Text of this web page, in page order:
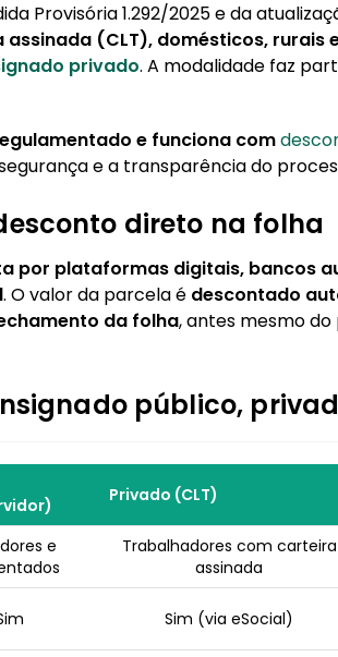
de empréstimo e evitar
Provisória 1.292/2025 e da
(CLT), domésticos, rurais
privado. A modalidade faz
e funciona com
e a transparência do
direto na folha
por plataformas digitais, bancos
. O valor da parcela é descontado
da folha, antes mesmo
público,
Privado (CLT)
e
Trabalhadores com carteira
assinada
Sim (via eSocial)